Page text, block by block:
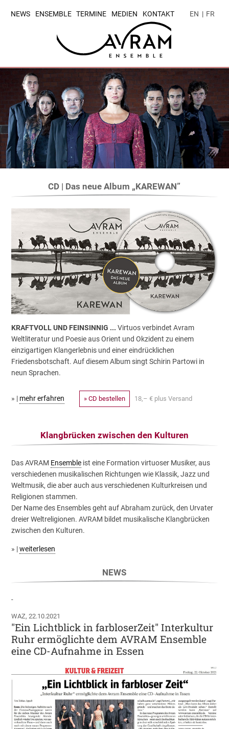
NEWS ENSEMBLE TERMINE MEDIEN KONTAKT EN | FR
CD | Das neue Album „KAREWAN”
KRAFTVOLL UND FEINSINNIG ... Virtuos verbindet Avram
Weltliteratur und Poesie aus Orient und Okzident zu einem
einzigartigen Klangerlebnis und einer eindrücklichen
Friedensbotschaft. Auf diesem Album singt Schirin Partowi in
neun Sprachen.
» | mehr erfahren » CD bestellen 18,– € plus Versand
Klangbrücken zwischen den Kulturen
Das AVRAM Ensemble ist eine Formation virtuoser Musiker, aus
verschiedenen musikalischen Richtungen wie Klassik, Jazz und
Weltmusik, die aber auch aus verschiedenen Kulturkreisen und
Religionen stammen.
Der Name des Ensembles geht auf Abraham zurück, den Urvater
dreier Weltreligionen. AVRAM bildet musikalische Klangbrücken
zwischen den Kulturen.
» |weiterlesen
NEWS
-
WAZ, 22.10.2021
"Ein Lichtblick in farbloserZeit" Interkultur
Ruhr ermöglichte dem AVRAM Ensemble
eine CD-Aufnahme in Essen